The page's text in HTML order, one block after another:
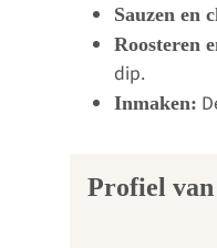
Sauzen en
Roosteren
dip.
Inmaken:
Profiel